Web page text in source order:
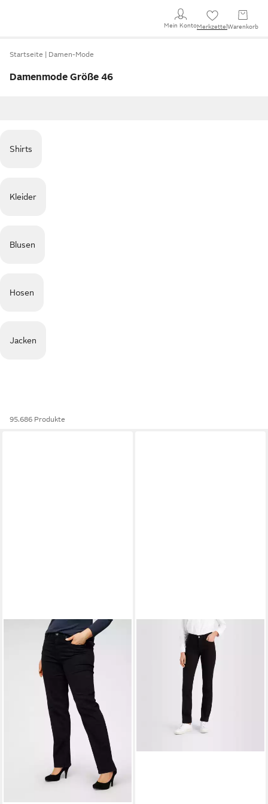
Mein KontoMerkzettel Warenkorb
Startseite Damen-Mode
Damenmode Größe 46
Shirts
Kleider
Blusen
Hosen
Jacken
95.686 Produkte